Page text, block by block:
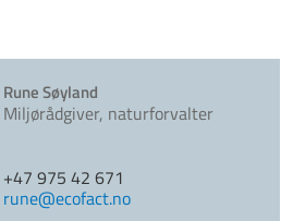
Rune Søyland
Miljørådgiver, naturforvalter
+47 975 42 671
rune@ecofact.no